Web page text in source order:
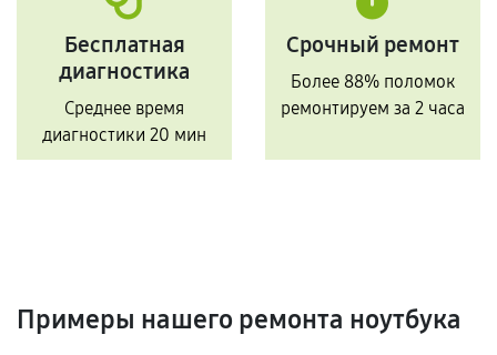
Бесплатная
диагностика
Среднее время
диагностики 20 мин
Срочный ремонт
Более 88% поломок
ремонтируем за 2 часа
Примеры нашего ремонта ноутбука